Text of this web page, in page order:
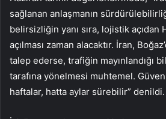
sağlanan anlaşmanın
belirsizliğin yanı sıra, lojistik açıdan
açılması zaman alacaktır. İran,
talep ederse, trafiğin mayınlandığı
tarafına yönelmesi muhtemel.
haftalar, hatta aylar sürebilir” denildi.